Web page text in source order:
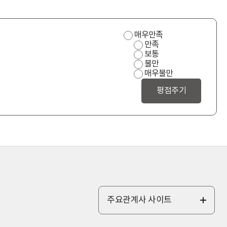
사 매우만족
만족
보통
불만
매우불만
주요관계사 사이트
전
체